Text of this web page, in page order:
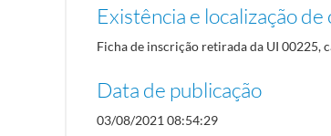
Existência e localização de
Ficha de inscrição retirada da UI 00225,
Data de publicação
03/08/2021 08:54:29